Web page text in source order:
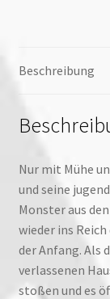
Beschreibung
Nur mit Mühe
und seine
Monster aus
wieder ins
der Anfang. Als
verlassenen
stoßen und es